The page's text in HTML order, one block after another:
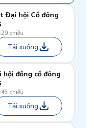
Đại hội Cổ đông
chiều
Tải xuống
đồng cổ đông
chiều
Tải xuống